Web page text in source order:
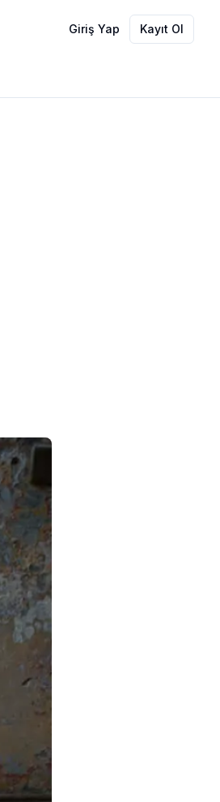
Giriş Yap Kayıt Ol